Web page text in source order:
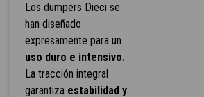
Los dumpers Dieci se
han diseñado
expresamente para un
uso duro e intensivo.
La tracción integral
garantiza estabilidad y